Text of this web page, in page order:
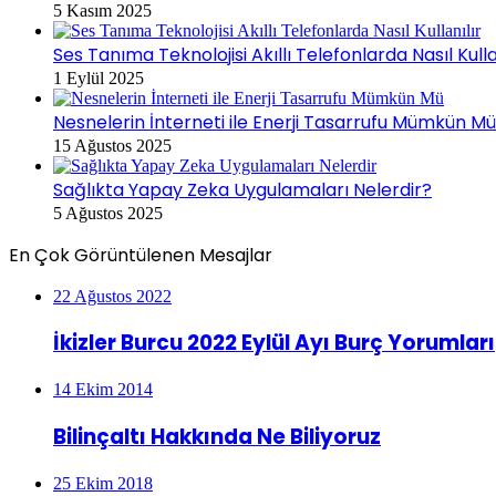
5 Kasım 2025
Ses Tanıma Teknolojisi Akıllı Telefonlarda Nasıl
1 Eylül 2025
Nesnelerin İnterneti ile Enerji Tasarrufu Mümkün
15 Ağustos 2025
Sağlıkta Yapay Zeka Uygulamaları Nelerdir?
5 Ağustos 2025
En Çok Görüntülenen Mesajlar
22 Ağustos 2022
İkizler Burcu 2022 Eylül Ayı Burç Yorumları
14 Ekim 2014
Bilinçaltı Hakkında Ne Biliyoruz
25 Ekim 2018